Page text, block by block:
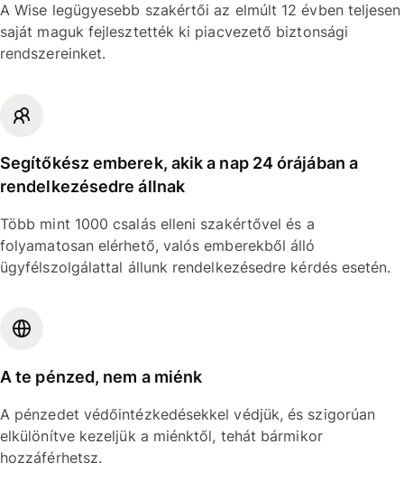
A Wise legügyesebb szakértői az elmúlt 12 évben teljesen
saját maguk fejlesztették ki piacvezető biztonsági
rendszereinket.
Segítőkész emberek, akik a nap 24 órájában a
rendelkezésedre állnak
Több mint 1000 csalás elleni szakértővel és a
folyamatosan elérhető, valós emberekből álló
ügyfélszolgálattal állunk rendelkezésedre kérdés esetén.
A te pénzed, nem a miénk
A pénzedet védőintézkedésekkel védjük, és szigorúan
elkülönítve kezeljük a miénktől, tehát bármikor
hozzáférhetsz.